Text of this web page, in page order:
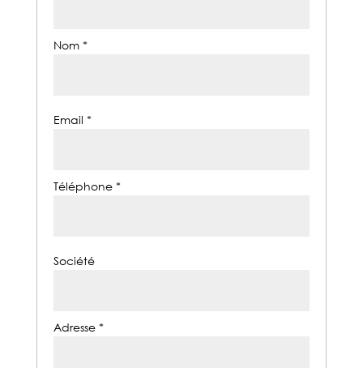
Nom *
Email *
Téléphone *
Société
Adresse *